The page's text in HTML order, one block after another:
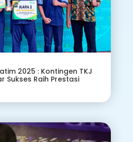
2025 : Kontingen TKJ
Sukses Raih Prestasi